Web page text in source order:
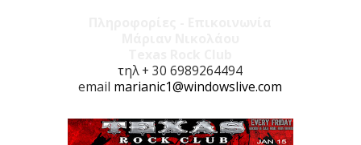
τηλ + 30 6989264494
email marianic1@windowslive.com